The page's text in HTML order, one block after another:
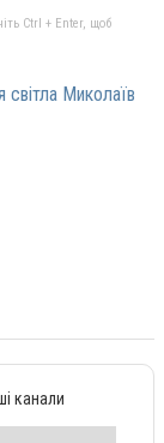
Ctrl + Enter, щоб
світла Миколаїв
канали